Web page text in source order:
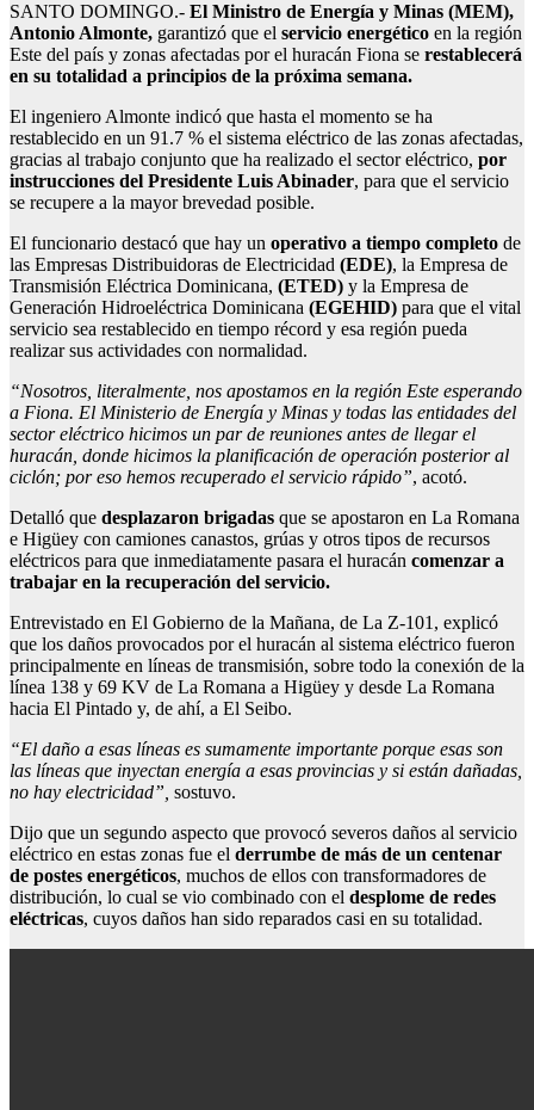
SANTO DOMINGO.- El Ministro de Energía y Minas (MEM),
Antonio Almonte, garantizó que el servicio energético en la región
Este del país y zonas afectadas por el huracán Fiona se restablecerá
en su totalidad a principios de la próxima semana.
El ingeniero Almonte indicó que hasta el momento se ha
restablecido en un 91.7 % el sistema eléctrico de las zonas afectadas,
gracias al trabajo conjunto que ha realizado el sector eléctrico, por
instrucciones del Presidente Luis Abinader, para que el servicio
se recupere a la mayor brevedad posible.
El funcionario destacó que hay un operativo a tiempo completo de
las Empresas Distribuidoras de Electricidad (EDE), la Empresa de
Transmisión Eléctrica Dominicana, (ETED) y la Empresa de
Generación Hidroeléctrica Dominicana (EGEHID) para que el vital
servicio sea restablecido en tiempo récord y esa región pueda
realizar sus actividades con normalidad.
“Nosotros, literalmente, nos apostamos en la región Este esperando
a Fiona. El Ministerio de Energía y Minas y todas las entidades del
sector eléctrico hicimos un par de reuniones antes de llegar el
huracán, donde hicimos la planificación de operación posterior al
ciclón; por eso hemos recuperado el servicio rápido”, acotó.
Detalló que desplazaron brigadas que se apostaron en La Romana
e Higüey con camiones canastos, grúas y otros tipos de recursos
eléctricos para que inmediatamente pasara el huracán comenzar a
trabajar en la recuperación del servicio.
Entrevistado en El Gobierno de la Mañana, de La Z-101, explicó
que los daños provocados por el huracán al sistema eléctrico fueron
principalmente en líneas de transmisión, sobre todo la conexión de la
línea 138 y 69 KV de La Romana a Higüey y desde La Romana
hacia El Pintado y, de ahí, a El Seibo.
“El daño a esas líneas es sumamente importante porque esas son
las líneas que inyectan energía a esas provincias y si están dañadas,
no hay electricidad”, sostuvo.
Dijo que un segundo aspecto que provocó severos daños al servicio
eléctrico en estas zonas fue el derrumbe de más de un centenar
de postes energéticos, muchos de ellos con transformadores de
distribución, lo cual se vio combinado con el desplome de redes
eléctricas, cuyos daños han sido reparados casi en su totalidad.